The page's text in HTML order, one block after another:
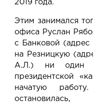
2019 года.
Этим занимался
офиса Руслан
с Банковой
на Резницкую
А.Л.) ни один
президентской
начатую